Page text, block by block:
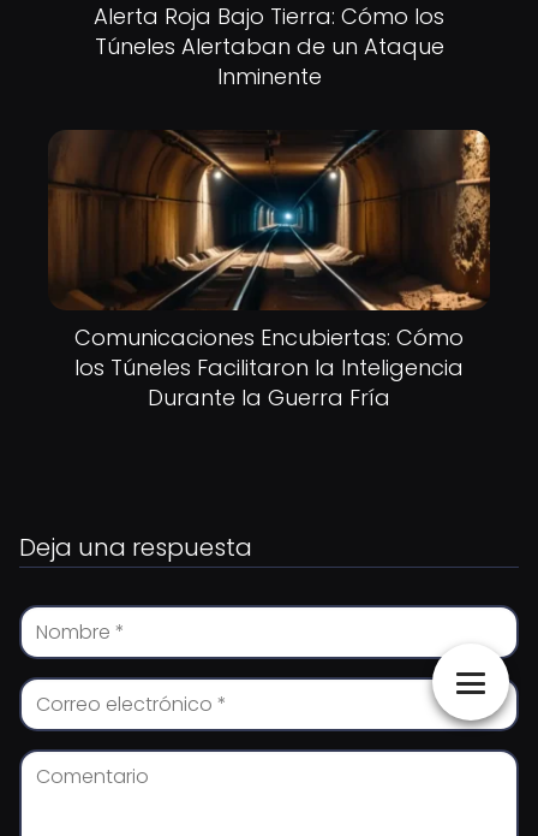
Alerta Roja Bajo Tierra: Cómo los
Túneles Alertaban de un Ataque
Inminente
Comunicaciones Encubiertas: Cómo
los Túneles Facilitaron la Inteligencia
Durante la Guerra Fría
Deja una respuesta